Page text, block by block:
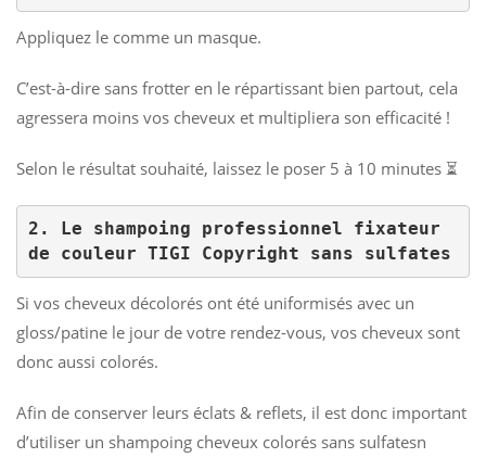
Appliquez le comme un masque.
C’est-à-dire sans frotter en le répartissant bien partout, cela
agressera moins vos cheveux et multipliera son efficacité !
Selon le résultat souhaité, laissez le poser 5 à 10 minutes ⏳
2. Le shampoing professionnel fixateur
de couleur TIGI Copyright sans sulfates
Si vos cheveux décolorés ont été uniformisés avec un
gloss/patine le jour de votre rendez-vous, vos cheveux sont
donc aussi colorés.
Afin de conserver leurs éclats & reflets, il est donc important
d’utiliser un shampoing cheveux colorés sans sulfatesn